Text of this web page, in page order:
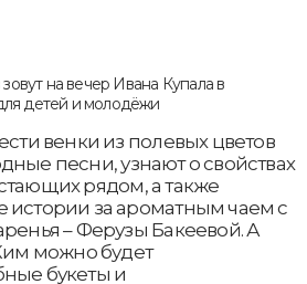
венки из полевых цветов
песни, узнают о свойствах
рядом, а также
истории за ароматным чаем с
– Ферузы Бакеевой. А
можно будет
букеты и